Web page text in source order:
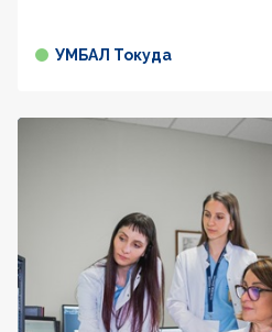
УМБАЛ Токуда